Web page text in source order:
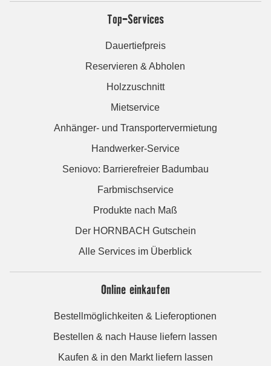
Top-Services
Dauertiefpreis
Reservieren & Abholen
Holzzuschnitt
Mietservice
Anhänger- und Transportervermietung
Handwerker-Service
Seniovo: Barrierefreier Badumbau
Farbmischservice
Produkte nach Maß
Der HORNBACH Gutschein
Alle Services im Überblick
Online einkaufen
Bestellmöglichkeiten & Lieferoptionen
Bestellen & nach Hause liefern lassen
Kaufen & in den Markt liefern lassen